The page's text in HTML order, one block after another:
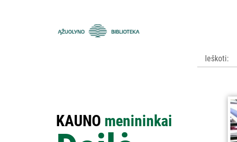
KAUNO menininkai